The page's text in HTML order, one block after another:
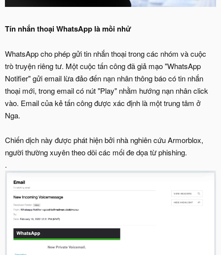
Tín nhắn thoại WhatsApp là mồi nhử
WhatsApp cho phép gửi tin nhắn thoại trong các nhóm và cuộc
trò truyện riêng tư. Một cuộc tấn công đã giả mạo "WhatsApp
Notifier" gửi email lừa đảo đến nạn nhân thông báo có tin nhắn
thoại mới, trong email có nút "Play" nhằm hướng nạn nhân click
vào. Email của kẻ tấn công được xác định là một trung tâm ở
Nga.
Chiến dịch này được phát hiện bởi nhà nghiên cứu Armorblox,
người thường xuyên theo dõi các mối đe dọa từ phishing.
.